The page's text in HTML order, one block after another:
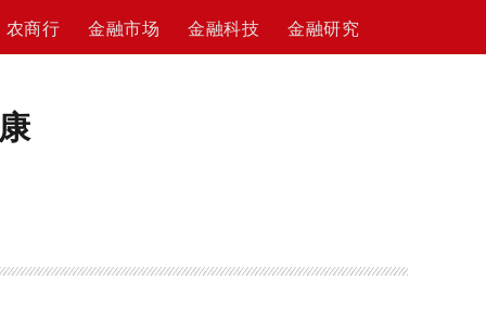
农商行 金融市场 金融科技 金融研究